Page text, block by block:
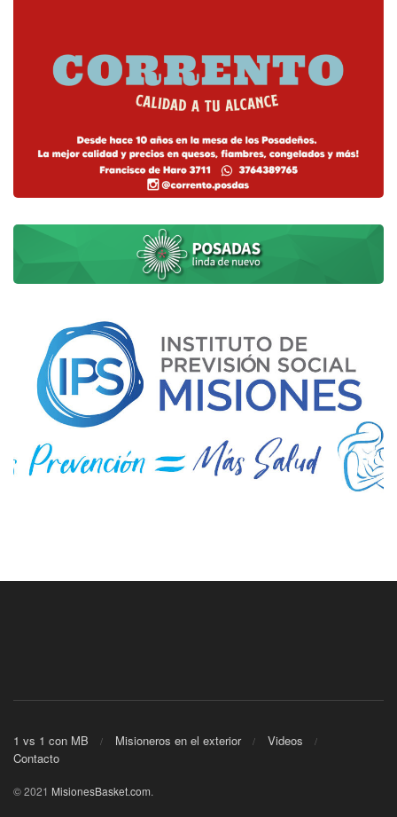
1 vs 1 con MB Misioneros en el exterior
Videos
Contacto
© 2021 MisionesBasket.com.